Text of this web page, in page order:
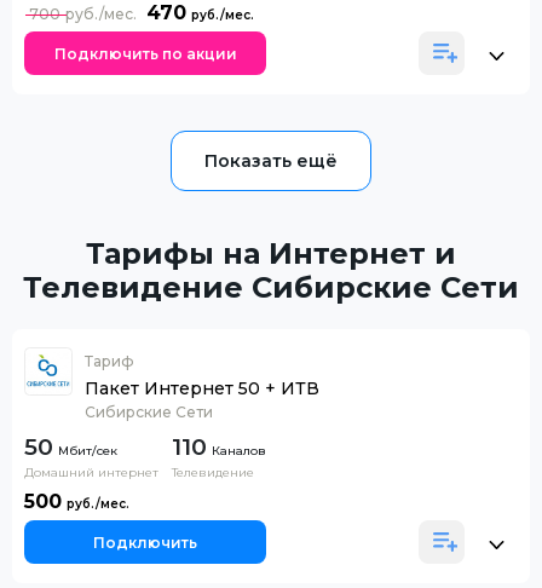
470
700
Подключить по акции
Тарифы на Интернет и
Телевидение Сибирские Сети
Тариф
Пакет Интернет 50 + ИТВ
Сибирские Сети
50
Домашний интернет
110 Каналов
Телевидение
500
Подключить